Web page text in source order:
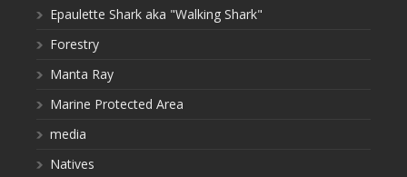
Epaulette Shark aka "Walking Shark"
Forestry
Manta Ray
Marine Protected Area
media
Natives